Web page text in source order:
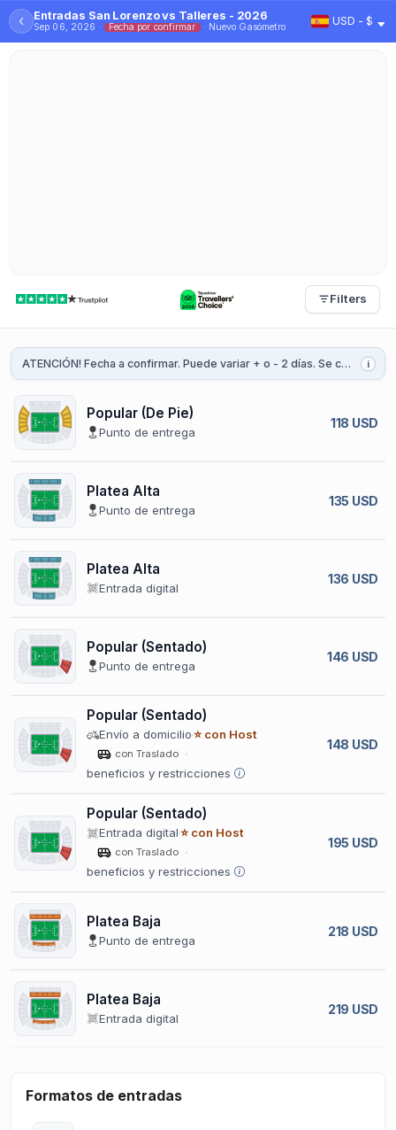
‹ Entradas San Lorenzo vs Talleres - 2026
Sep 06, 2026 · Fecha por confirmar · Nuevo Gasómetro USD - $
Filters
ATENCIÓN! Fecha a confirmar. Puede variar + o - 2 días. Se confirmará 1 o 2 semanas antes del partido. i
Popular (De Pie)
Punto de entrega
118 USD
Platea Alta
Punto de entrega
135 USD
Platea Alta
Entrada digital
136 USD
Popular (Sentado)
Punto de entrega
146 USD
Popular (Sentado)
Envío a domicilio⭐ con Host
con Traslado
beneficios y restricciones
148 USD
Popular (Sentado)
Entrada digital⭐ con Host
con Traslado
beneficios y restricciones
195 USD
Platea Baja
Punto de entrega
218 USD
Platea Baja
Entrada digital
219 USD
Formatos de entradas